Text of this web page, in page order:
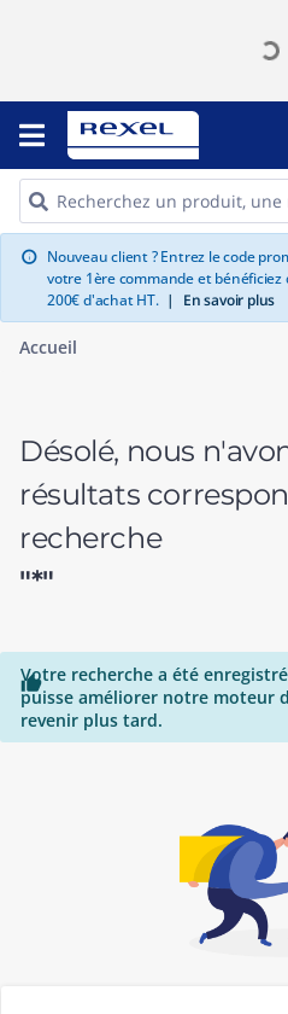
info Nouveau client ? Entrez le code
votre 1ère commande et bénéficiez
200€ d'achat HT. | En savoir plus
Accueil
Désolé, nous
résultats
recherche
"*"

Votre recherche a été
puisse améliorer notre moteur
revenir plus tard.